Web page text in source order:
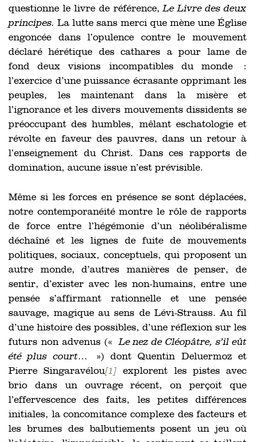
questionne le livre de référence,Le Livre des deux
principes. La lutte sans merci que mène une Église
engoncée dans l’opulence contre le mouvement
déclaré hérétique des cathares a pour lame de
fond deux visions incompatibles du monde :
l’exercice d’une puissance écrasante opprimant les
peuples, les maintenant dans la misère et
l’ignorance et les divers mouvements dissidents se
préoccupant des humbles, mêlant eschatologie et
révolte en faveur des pauvres, dans un retour à
l’enseignement du Christ. Dans ces rapports de
domination, aucune issue n’est prévisible.
Même si les forces en présence se sont déplacées,
notre contemporanéité montre le rôle de rapports
de force entre l’hégémonie d’un néolibéralisme
déchaîné et les lignes de fuite de mouvements
politiques, sociaux, conceptuels, qui proposent un
autre monde, d’autres manières de penser, de
sentir, d’exister avec les non-humains, entre une
pensée s’affirmant rationnelle et une pensée
sauvage, magique au sens de Lévi-Strauss. Au fil
d’une histoire des possibles, d’une réflexion sur les
futurs non advenus («Le nez de Cléopâtre, s’il eût
été plus court… ») dont Quentin Deluermoz et
Pierre Singaravélou[1] explorent les pistes avec
brio dans un ouvrage récent, on perçoit que
l’effervescence des faits, les petites différences
initiales, la concomitance complexe des facteurs et
les brumes des balbutiements posent un jeu où